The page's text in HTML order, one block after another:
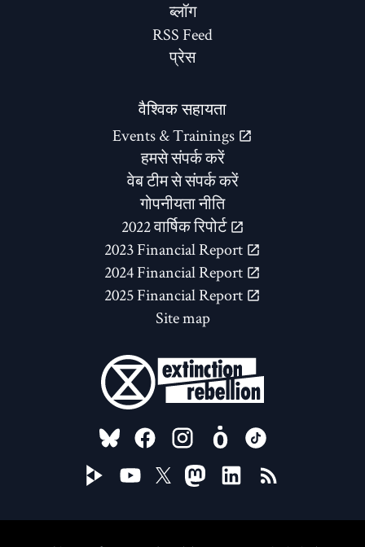
ब्लॉग
RSS Feed
प्रेस
वैश्विक सहायता
Events & Trainings
हमसे संपर्क करें
वेब टीम से संपर्क करें
गोपनीयता नीति
2022 वार्षिक रिपोर्ट
2023 Financial Report
2024 Financial Report
2025 Financial Report
Site map
FOLLOW US ON